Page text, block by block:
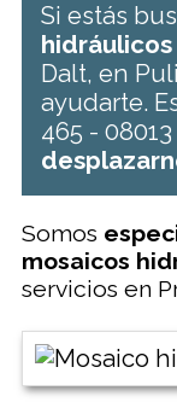
Si estás
Dalt, en
ayudarte.
465 -
Somos
mosaicos
servicios en